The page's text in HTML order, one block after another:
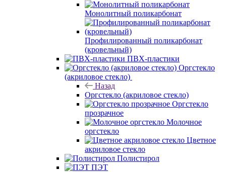
Монолитный поликарбонат
Профилированный поликарбонат
(кровельный)
ПВХ-пластики
Оргстекло
(акриловое стекло)
Назад
Оргстекло (акриловое стекло)
Оргстекло
прозрачное
Молочное
оргстекло
Цветное
акриловое стекло
Полистирол
ПЭТ